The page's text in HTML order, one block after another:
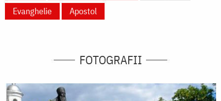
Evanghelie
Apostol
FOTOGRAFII